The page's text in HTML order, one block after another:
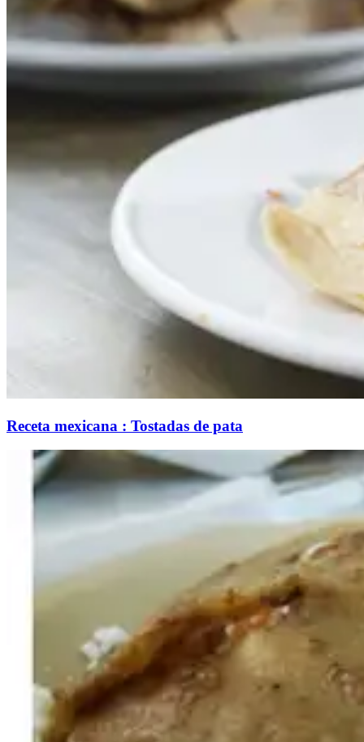
Receta mexicana : Tostadas de pata